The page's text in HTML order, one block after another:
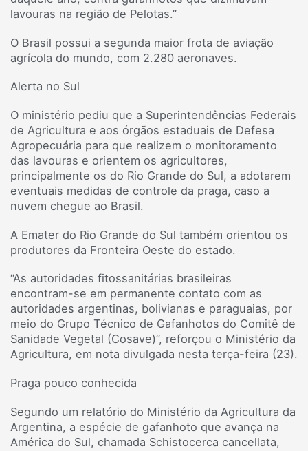
lavouras na região de Pelotas.”
O Brasil possui a segunda maior frota de aviação
agrícola do mundo, com 2.280 aeronaves.
Alerta no Sul
O ministério pediu que a Superintendências Federais
de Agricultura e aos órgãos estaduais de Defesa
Agropecuária para que realizem o monitoramento
das lavouras e orientem os agricultores,
principalmente os do Rio Grande do Sul, a adotarem
eventuais medidas de controle da praga, caso a
nuvem chegue ao Brasil.
A Emater do Rio Grande do Sul também orientou os
produtores da Fronteira Oeste do estado.
“As autoridades fitossanitárias brasileiras
encontram-se em permanente contato com as
autoridades argentinas, bolivianas e paraguaias, por
meio do Grupo Técnico de Gafanhotos do Comitê de
Sanidade Vegetal (Cosave)”, reforçou o Ministério da
Agricultura, em nota divulgada nesta terça-feira (23).
Praga pouco conhecida
Segundo um relatório do Ministério da Agricultura da
Argentina, a espécie de gafanhoto que avança na
América do Sul, chamada Schistocerca cancellata,